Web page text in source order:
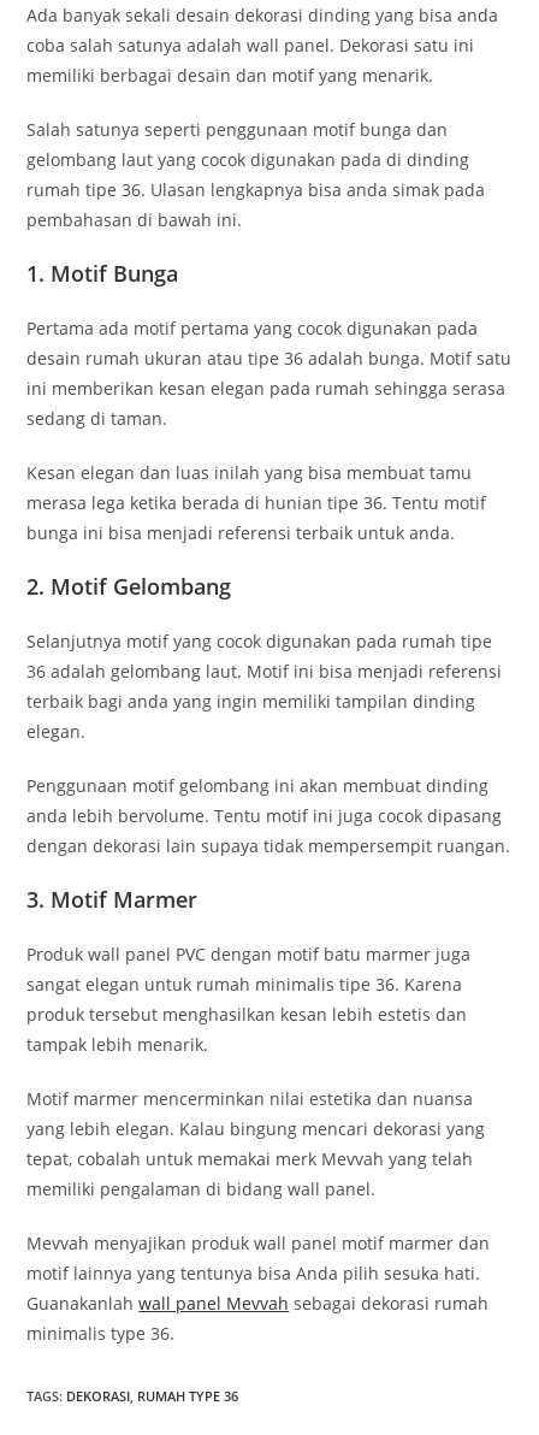
Ada banyak sekali desain dekorasi dinding yang bisa anda
coba salah satunya adalah wall panel. Dekorasi satu ini
memiliki berbagai desain dan motif yang menarik.
Salah satunya seperti penggunaan motif bunga dan
gelombang laut yang cocok digunakan pada di dinding
rumah tipe 36. Ulasan lengkapnya bisa anda simak pada
pembahasan di bawah ini.
1. Motif Bunga
Pertama ada motif pertama yang cocok digunakan pada
desain rumah ukuran atau tipe 36 adalah bunga. Motif satu
ini memberikan kesan elegan pada rumah sehingga serasa
sedang di taman.
Kesan elegan dan luas inilah yang bisa membuat tamu
merasa lega ketika berada di hunian tipe 36. Tentu motif
bunga ini bisa menjadi referensi terbaik untuk anda.
2. Motif Gelombang
Selanjutnya motif yang cocok digunakan pada rumah tipe
36 adalah gelombang laut. Motif ini bisa menjadi referensi
terbaik bagi anda yang ingin memiliki tampilan dinding
elegan.
Penggunaan motif gelombang ini akan membuat dinding
anda lebih bervolume. Tentu motif ini juga cocok dipasang
dengan dekorasi lain supaya tidak mempersempit ruangan.
3. Motif Marmer
Produk wall panel PVC dengan motif batu marmer juga
sangat elegan untuk rumah minimalis tipe 36. Karena
produk tersebut menghasilkan kesan lebih estetis dan
tampak lebih menarik.
Motif marmer mencerminkan nilai estetika dan nuansa
yang lebih elegan. Kalau bingung mencari dekorasi yang
tepat, cobalah untuk memakai merk Mevvah yang telah
memiliki pengalaman di bidang wall panel.
Mevvah menyajikan produk wall panel motif marmer dan
motif lainnya yang tentunya bisa Anda pilih sesuka hati.
Guanakanlahwall panel Mevvah sebagai dekorasi rumah
minimalis type 36.
TAGS: DEKORASI RUMAH TYPE 36